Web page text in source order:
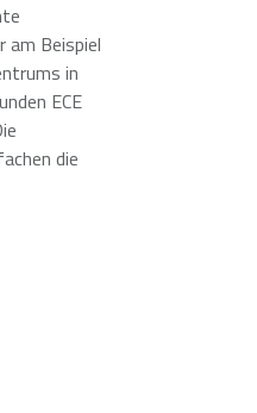
am Beispiel
in
ECE
die